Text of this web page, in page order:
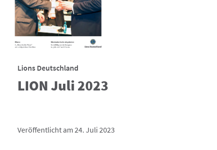
Lions Deutschland
LION Juli 2023
Veröffentlicht am 24. Juli 2023